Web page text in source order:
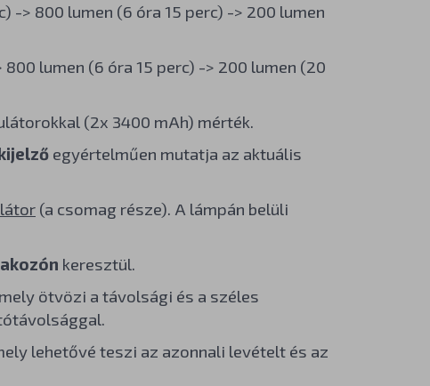
-> 800 lumen (6 óra 15 perc) -> 200 lumen
lumen (6 óra 15 perc) -> 200 lumen (20
(2x 3400 mAh) mérték.
egyértelműen mutatja az aktuális
(a csomag része). A lámpán belüli
keresztül.
ötvözi a távolsági és a széles
lehetővé teszi az azonnali levételt és az